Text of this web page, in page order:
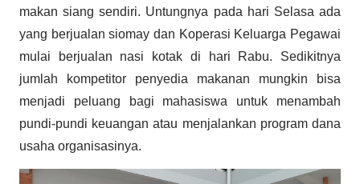
makan siang sendiri. Untungnya pada hari Selasa ada
yang berjualan siomay dan Koperasi Keluarga Pegawai
mulai berjualan nasi kotak di hari Rabu. Sedikitnya
jumlah kompetitor penyedia makanan mungkin bisa
menjadi peluang bagi mahasiswa untuk menambah
pundi-pundi keuangan atau menjalankan program dana
usaha organisasinya.